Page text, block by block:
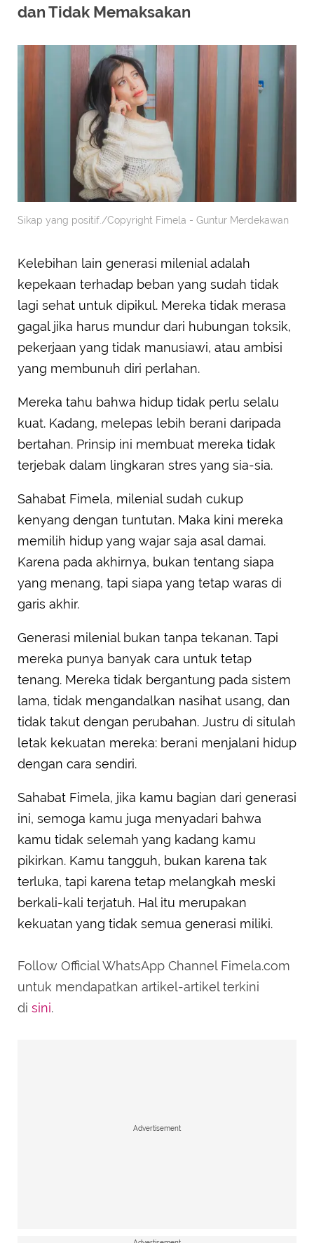
dan Tidak Memaksakan
Sikap yang positif./Copyright Fimela - Guntur Merdekawan
Kelebihan lain generasi milenial adalah
kepekaan terhadap beban yang sudah tidak
lagi sehat untuk dipikul. Mereka tidak merasa
gagal jika harus mundur dari hubungan toksik,
pekerjaan yang tidak manusiawi, atau ambisi
yang membunuh diri perlahan.
Mereka tahu bahwa hidup tidak perlu selalu
kuat. Kadang, melepas lebih berani daripada
bertahan. Prinsip ini membuat mereka tidak
terjebak dalam lingkaran stres yang sia-sia.
Sahabat Fimela, milenial sudah cukup
kenyang dengan tuntutan. Maka kini mereka
memilih hidup yang wajar saja asal damai.
Karena pada akhirnya, bukan tentang siapa
yang menang, tapi siapa yang tetap waras di
garis akhir.
Generasi milenial bukan tanpa tekanan. Tapi
mereka punya banyak cara untuk tetap
tenang. Mereka tidak bergantung pada sistem
lama, tidak mengandalkan nasihat usang, dan
tidak takut dengan perubahan. Justru di situlah
letak kekuatan mereka: berani menjalani hidup
dengan cara sendiri.
Sahabat Fimela, jika kamu bagian dari generasi
ini, semoga kamu juga menyadari bahwa
kamu tidak selemah yang kadang kamu
pikirkan. Kamu tangguh, bukan karena tak
terluka, tapi karena tetap melangkah meski
berkali-kali terjatuh. Hal itu merupakan
kekuatan yang tidak semua generasi miliki.
Follow Official WhatsApp Channel Fimela.com
untuk mendapatkan artikel-artikel terkini
di sini.
Advertisement